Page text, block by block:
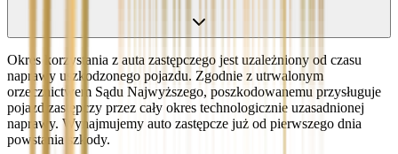
Okres korzystania z auta zastępczego jest uzależniony od czasu
naprawy uszkodzonego pojazdu. Zgodnie z utrwalonym
orzecznictwem Sądu Najwyższego, poszkodowanemu przysługuje
pojazd zastępczy przez cały okres technologicznie uzasadnionej
naprawy. Wynajmujemy auto zastępcze już od pierwszego dnia
powstania szkody.